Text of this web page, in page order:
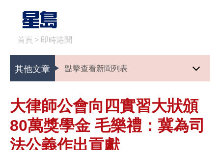
首頁 > 即時港聞
其他文章 點擊查看新聞列表
大律師公會向四實習大狀頒
80萬獎學金 毛樂禮：冀為司
法公義作出貢獻